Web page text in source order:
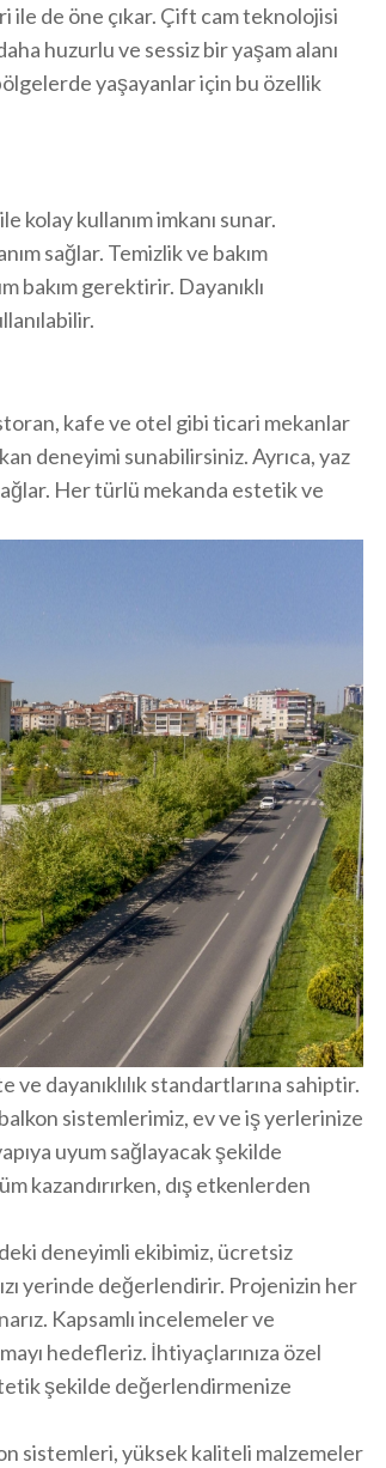
ile de öne çıkar. Çift cam teknolojisi
huzurlu ve sessiz bir yaşam alanı
yaşayanlar için bu özellik
kolay kullanım imkanı sunar.
sağlar. Temizlik ve bakım
bakım gerektirir. Dayanıklı
kafe ve otel gibi ticari mekanlar
deneyimi sunabilirsiniz. Ayrıca, yaz
Her türlü mekanda estetik ve
dayanıklılık standartlarına sahiptir.
sistemlerimiz, ev ve iş yerlerinize
uyum sağlayacak şekilde
kazandırırken, dış etkenlerden
deneyimli ekibimiz, ücretsiz
yerinde değerlendirir. Projenizin her
Kapsamlı incelemeler ve
hedefleriz. İhtiyaçlarınıza özel
şekilde değerlendirmenize
sistemleri, yüksek kaliteli malzemeler